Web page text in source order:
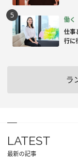
働く
仕事
行に
ラ
LATEST
最新の記事